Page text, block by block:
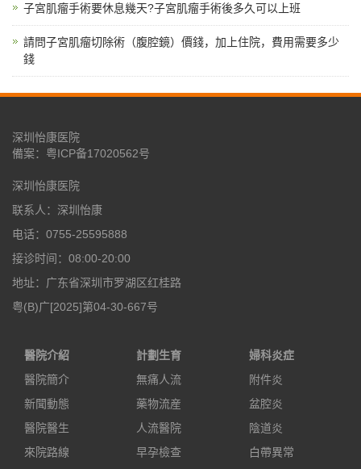
子宮肌瘤手術要休息幾天?子宮肌瘤手術後多久可以上班
請問子宮肌瘤切除術（腹腔鏡）價錢，加上住院，費用需要多少
錢
深圳怡康医院
備案： 粤ICP备17020562号
深圳怡康医院
联系人：深圳怡康
电话：0755-25595888
接诊时间：08:00-20:00
地址：广东省深圳市罗湖区红桂路
粤(B)广[2025]第04-30-667号
醫院介紹
醫院簡介
新聞動態
醫院醫生
來院路線
計劃生育
無痛人流
藥物流産
人流醫院
早孕檢查
婦科炎症
附件炎
盆腔炎
陰道炎
白帶異常